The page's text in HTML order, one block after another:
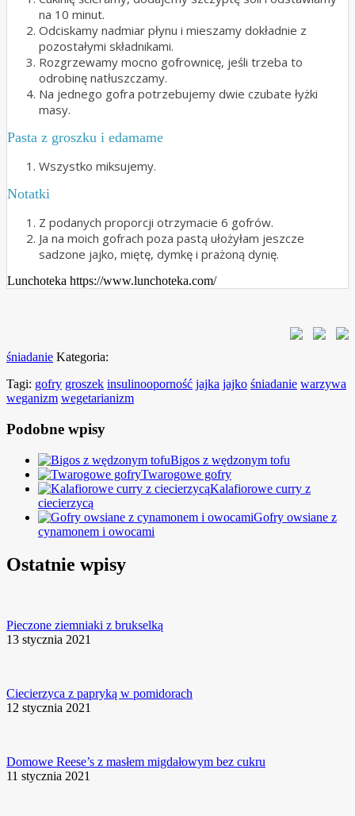
na 10 minut.
Odciskamy nadmiar płynu i mieszamy dokładnie z
pozostałymi składnikami.
Rozgrzewamy mocno gofrownicę, jeśli trzeba to
odrobinę natłuszczamy.
Na jednego gofra potrzebujemy dwie czubate łyżki
masy.
Pasta z groszku i edamame
Wszystko miksujemy.
Notatki
Z podanych proporcji otrzymacie 6 gofrów.
Ja na moich gofrach poza pastą ułożyłam jeszcze
sadzone jajko, miętę, dymkę i prażoną dynię.
Lunchoteka https://www.lunchoteka.com/
śniadanie Kategoria:
Tagi: gofry groszek insulinooporność jajka jajko śniadanie warzywa
weganizm wegetarianizm
Podobne wpisy
Bigos z wędzonym tofu
Twarogowe gofry
Kalafiorowe curry z
ciecierzycą
Gofry owsiane z
cynamonem i owocami
Ostatnie wpisy
Pieczone ziemniaki z brukselką
13 stycznia 2021
Ciecierzyca z papryką w pomidorach
12 stycznia 2021
Domowe Reese’s z masłem migdałowym bez cukru
11 stycznia 2021